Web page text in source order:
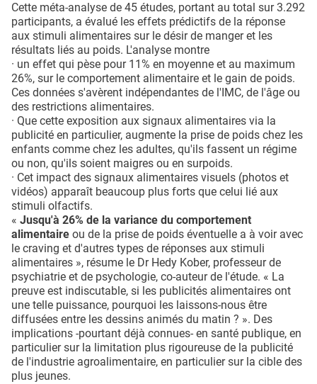
Cette méta-analyse de 45 études, portant au total sur 3.292
participants, a évalué les effets prédictifs de la réponse
aux stimuli alimentaires sur le désir de manger et les
résultats liés au poids. L'analyse montre
· un effet qui pèse pour 11% en moyenne et au maximum
26%, sur le comportement alimentaire et le gain de poids.
Ces données s'avèrent indépendantes de l'IMC, de l'âge ou
des restrictions alimentaires.
· Que cette exposition aux signaux alimentaires via la
publicité en particulier, augmente la prise de poids chez les
enfants comme chez les adultes, qu'ils fassent un régime
ou non, qu'ils soient maigres ou en surpoids.
· Cet impact des signaux alimentaires visuels (photos et
vidéos) apparaît beaucoup plus forts que celui lié aux
stimuli olfactifs.
« Jusqu'à 26% de la variance du comportement
alimentaire ou de la prise de poids éventuelle a à voir avec
le craving et d'autres types de réponses aux stimuli
alimentaires », résume le Dr Hedy Kober, professeur de
psychiatrie et de psychologie, co-auteur de l'étude. « La
preuve est indiscutable, si les publicités alimentaires ont
une telle puissance, pourquoi les laissons-nous être
diffusées entre les dessins animés du matin ? ». Des
implications -pourtant déjà connues- en santé publique, en
particulier sur la limitation plus rigoureuse de la publicité
de l'industrie agroalimentaire, en particulier sur la cible des
plus jeunes.